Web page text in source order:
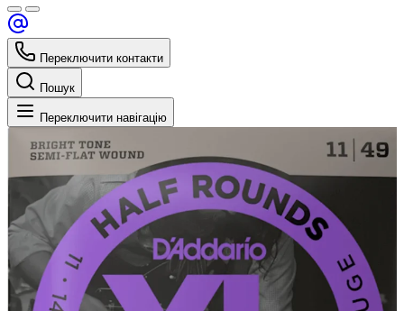
Переключити контакти
Пошук
Переключити навігацію